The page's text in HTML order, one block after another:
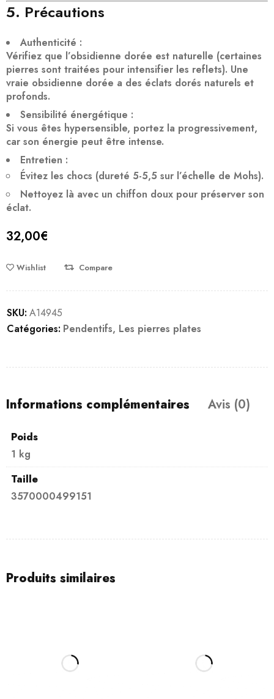
5. Précautions
Authenticité :
Vérifiez que l’obsidienne dorée est naturelle (certaines
pierres sont traitées pour intensifier les reflets). Une
vraie obsidienne dorée a des éclats dorés naturels et
profonds.
Sensibilité énergétique :
Si vous êtes hypersensible, portez la progressivement,
car son énergie peut être intense.
Entretien :
Évitez les chocs (dureté 5-5,5 sur l’échelle de Mohs).
Nettoyez là avec un chiffon doux pour préserver son
éclat.
32,00€
Wishlist Compare
SKU: A14945
Catégories: Pendentifs, Les pierres plates
Informations complémentaires Avis (0)
Poids
1 kg
Taille
3570000499151
Produits similaires